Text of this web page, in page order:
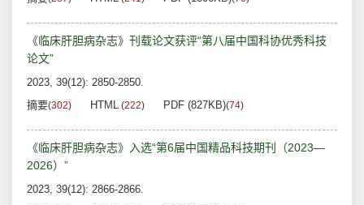
《临床肝胆病杂志》刊载论文获评“第八届中国科协优秀科技
论文”
2023, 39(12): 2850-2850.
摘要(302) HTML (222) PDF (827KB)(74)
《临床肝胆病杂志》入选“第6届中国精品科技期刊（2023—
2026）”
2023, 39(12): 2866-2866.